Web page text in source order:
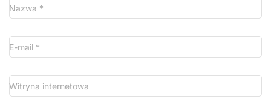
Nazwa *
E-mail *
Witryna internetowa